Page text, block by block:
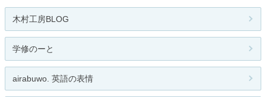
木村工房BLOG
学修のーと
airabuwo. 英語の表情